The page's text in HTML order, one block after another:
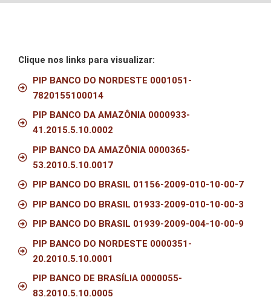
Clique nos links para visualizar:
PIP BANCO DO NORDESTE 0001051-
7820155100014
PIP BANCO DA AMAZÔNIA 0000933-
41.2015.5.10.0002
PIP BANCO DA AMAZÔNIA 0000365-
53.2010.5.10.0017
PIP BANCO DO BRASIL 01156-2009-010-10-00-7
PIP BANCO DO BRASIL 01933-2009-010-10-00-3
PIP BANCO DO BRASIL 01939-2009-004-10-00-9
PIP BANCO DO NORDESTE 0000351-
20.2010.5.10.0001
PIP BANCO DE BRASÍLIA 0000055-
83.2010.5.10.0005